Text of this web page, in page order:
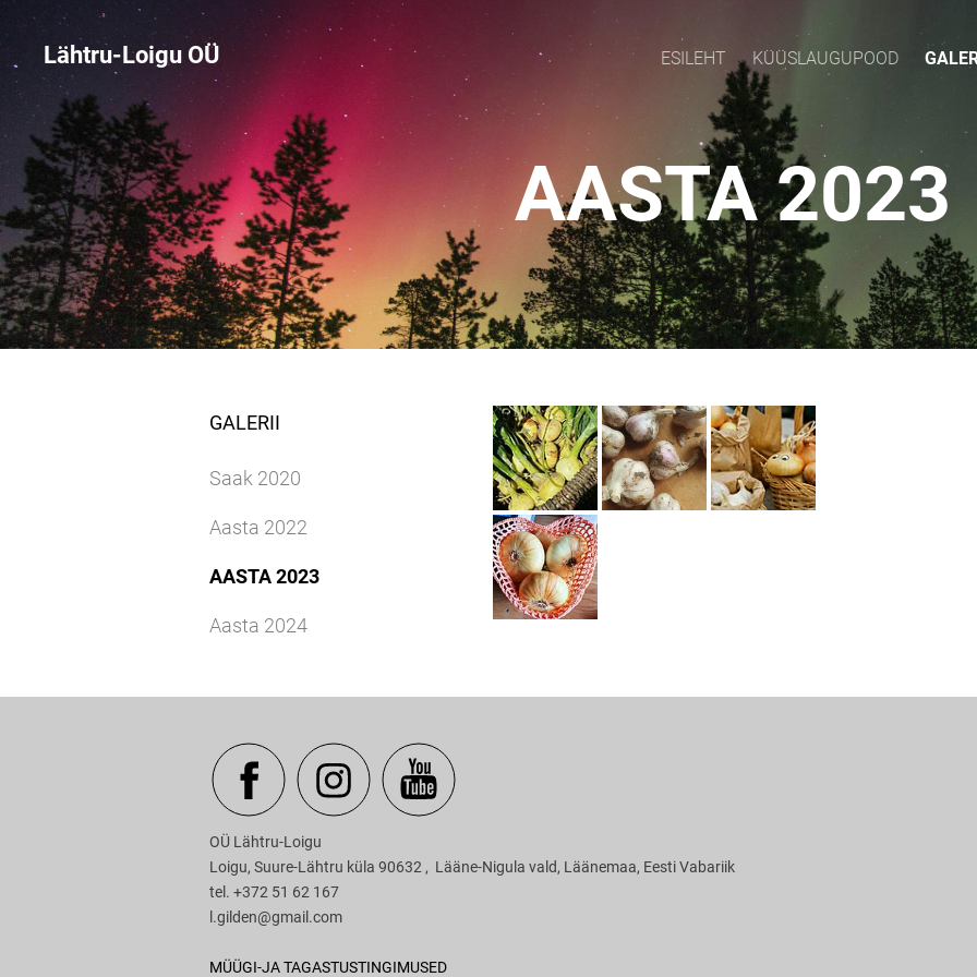
Lähtru-Loigu OÜ ESILEHT KÜÜSLAUGUPOOD
AASTA 2023
GALERII
Saak 2020
Aasta 2022
AASTA 2023
Aasta 2024
OÜ Lähtru-Loigu
Loigu, Suure-Lähtru küla 90632 , Lääne-Nigula vald, Läänemaa, Eesti
tel. +372 51 62 167
l.gilden@gmail.com
MÜÜGI-JA TAGASTUSTINGIMUSED